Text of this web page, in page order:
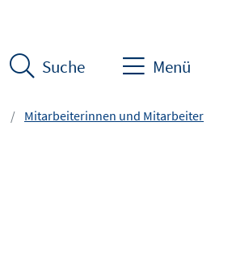
Suche Menü
Mitarbeiterinnen und Mitarbeiter